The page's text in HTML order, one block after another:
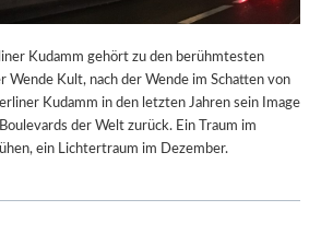
Kudamm gehört zu den berühmtesten
Wende Kult, nach der Wende im Schatten von
Kudamm in den letzten Jahren sein Image
der Welt zurück. Ein Traum im
ein Lichtertraum im Dezember.